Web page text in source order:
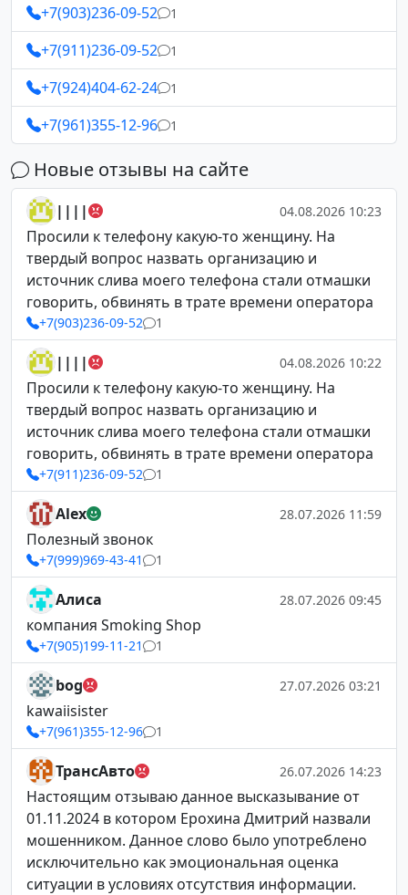
+7(903)236-09-52 1
+7(911)236-09-52 1
+7(924)404-62-24 1
+7(961)355-12-96 1
Новые отзывы на сайте
|||| 04.08.2026 10:23
Просили к телефону какую-то женщину. На
твердый вопрос назвать организацию и
источник слива моего телефона стали отмашки
говорить, обвинять в трате времени оператора
+7(903)236-09-52 1
|||| 04.08.2026 10:22
Просили к телефону какую-то женщину. На
твердый вопрос назвать организацию и
источник слива моего телефона стали отмашки
говорить, обвинять в трате времени оператора
+7(911)236-09-52 1
Alex 28.07.2026 11:59
Полезный звонок
+7(999)969-43-41 1
Алиса 28.07.2026 09:45
компания Smoking Shop
+7(905)199-11-21 1
bog 27.07.2026 03:21
kawaiisister
+7(961)355-12-96 1
ТрансАвто 26.07.2026 14:23
Настоящим отзываю данное высказывание от
01.11.2024 в котором Ерохина Дмитрий назвали
мошенником. Данное слово было употреблено
исключительно как эмоциональная оценка
ситуации в условиях отсутствия информации.